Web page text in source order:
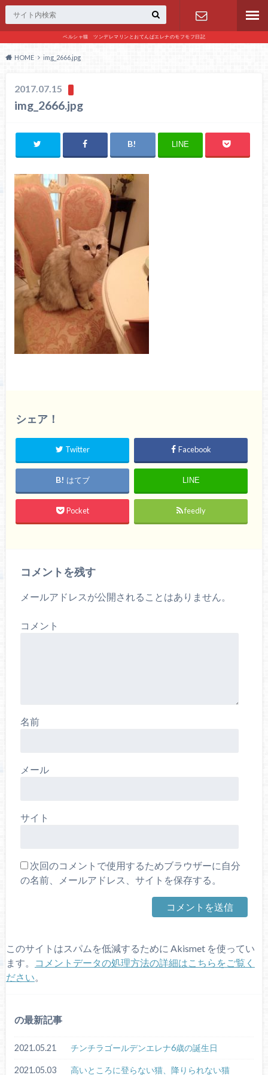
ペルシャ猫 ツンデレマリンとおてんばエレナのモフモフ日記
お問い合わ
HOME img_2666.jpg
2017.07.15
img_2666.jpg
LINE
シェア！
Twitter Facebook
はてブ LINE
Pocket feedly
コメントを残す
メールアドレスが公開されることはありません。
コメント
名前
メール
サイト
次回のコメントで使用するためブラウザーに自分
の名前、メールアドレス、サイトを保存する。
このサイトはスパムを低減するために Akismet を使ってい
ます。
コメントデータの処理方法の詳細はこちらをご覧く
ださい
の最新記事
2021.05.21 チンチラゴールデンエレナ6歳の誕生日
2021.05.03 高いところに登らない猫、降りられない猫